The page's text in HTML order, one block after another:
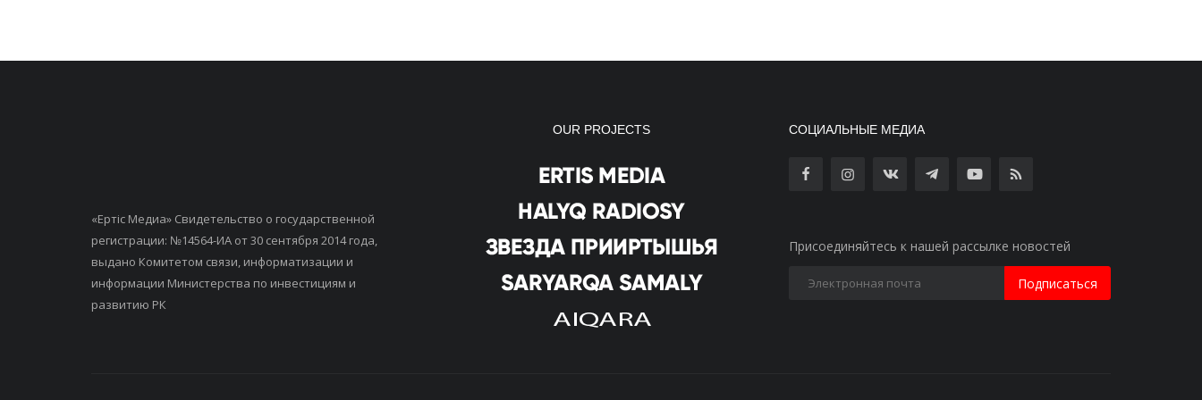
«Ертiс Медиа» Свидетельство о государственной
регистрации: №14564-ИА от 30 сентября 2014 года,
выдано Комитетом связи, информатизации и
информации Министерства по инвестициям и
развитию РК
OUR PROJECTS СОЦИАЛЬНЫЕ МЕДИА
Присоединяйтесь к нашей рассылке новостей
Подписаться